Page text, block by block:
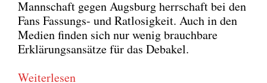
Mann­schaft gegen Augs­burg herr­schaft bei den
Fans Fas­sungs- und Rat­lo­sig­keit. Auch in den
Medi­en fin­den sich nur wenig brauch­ba­re
Erklä­rungs­an­sät­ze für das Deba­kel.
Wei­ter­le­sen